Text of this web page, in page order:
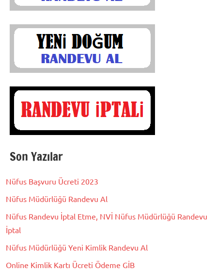
Son Yazılar
Nüfus Başvuru Ücreti 2023
Nüfus Müdürlüğü Randevu Al
Nüfus Randevu İptal Etme, NVİ Nüfus Müdürlüğü Randevu
İptal
Nüfus Müdürlüğü Yeni Kimlik Randevu Al
Online Kimlik Kartı Ücreti Ödeme GİB